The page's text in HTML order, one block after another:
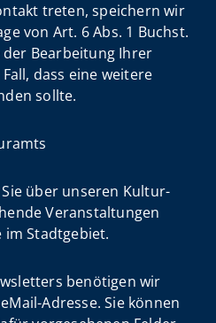
treten, speichern wir
von Art. 6 Abs. 1 Buchst.
der Bearbeitung Ihrer
dass eine weitere
sollte.
über unseren Kultur-
Veranstaltungen
Stadtgebiet.
benötigen wir
Adresse. Sie können